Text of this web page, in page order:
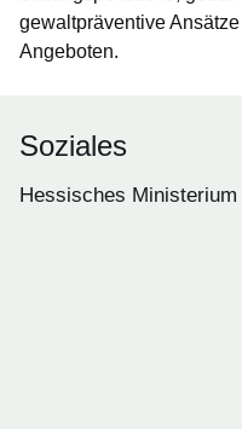
gewaltpräventive
Angeboten.
Soziales
Hessisches